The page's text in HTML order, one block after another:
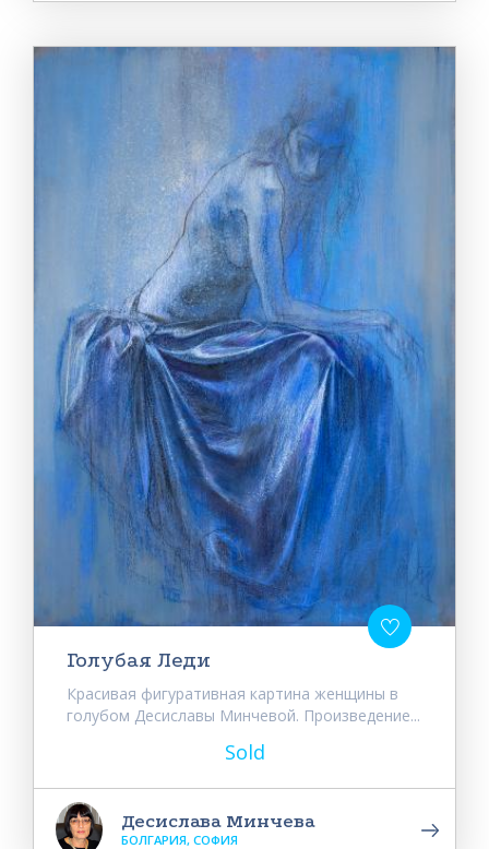
Голубая Леди
Красивая фигуративная картина женщины в
голубом Десиславы Минчевой. Произведение...
Sold
Десислава Минчева
БОЛГАРИЯ, СОФИЯ